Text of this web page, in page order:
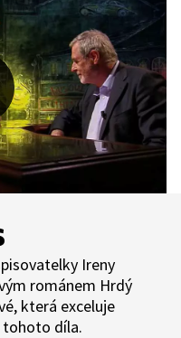
Ireny
románem Hrdý
která exceluje
tohoto díla.